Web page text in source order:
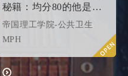
秘籍：均分80的他是这
样打动招生官的
帝国理工学院-公共卫生
MPH